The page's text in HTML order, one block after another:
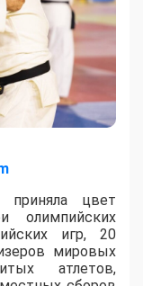
приняла цвет
олимпийских
игр, 20
мировых
атлетов,